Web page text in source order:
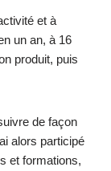
et à
un an, à 16
produit, puis
de façon
alors participé
et formations,